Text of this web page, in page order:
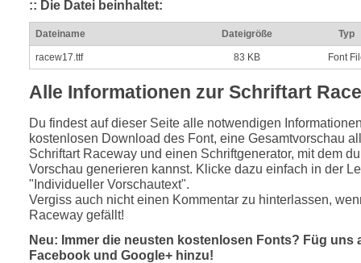
:: Die Datei beinhaltet:
Dateiname Dateigröße Typ
racew17.ttf 83 KB Font
Alle Informationen zur Schriftart
Du findest auf dieser Seite alle notwendigen
kostenlosen Download des Font, eine Gesamtvorschau
Schriftart Raceway und einen Schriftgenerator, mit dem
Vorschau generieren kannst. Klicke dazu einfach in der
"Individueller Vorschautext".
Vergiss auch nicht einen Kommentar zu hinterlassen,
Raceway gefällt!
Neu: Immer die neusten kostenlosen Fonts? Füg uns
Facebook und Google+ hinzu!